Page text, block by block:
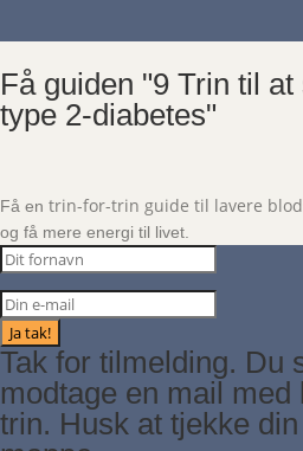
Få guiden "9 Trin til
type 2-diabetes"
Få en trin-for-trin guide til lavere
og få mere energi til livet.
Ja tak!
Tak for tilmelding. Du
modtage en mail med
trin. Husk at tjekke